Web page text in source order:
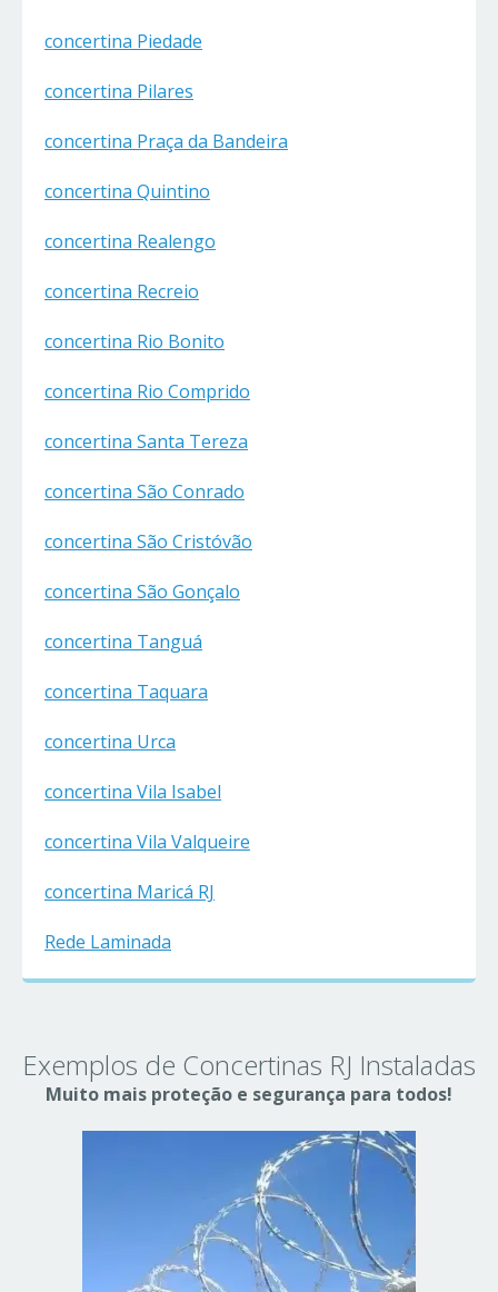
concertina Piedade
concertina Pilares
concertina Praça da Bandeira
concertina Quintino
concertina Realengo
concertina Recreio
concertina Rio Bonito
concertina Rio Comprido
concertina Santa Tereza
concertina São Conrado
concertina São Cristóvão
concertina São Gonçalo
concertina Tanguá
concertina Taquara
concertina Urca
concertina Vila Isabel
concertina Vila Valqueire
concertina Maricá RJ
Rede Laminada
Exemplos de Concertinas RJ Instaladas
Muito mais proteção e segurança para todos!